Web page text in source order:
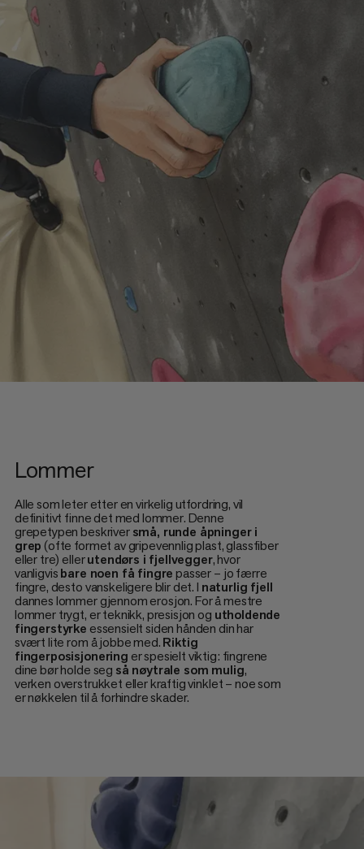
Lommer
Alle som leter etter en virkelig utfordring, vil
definitivt finne det med lommer. Denne
grepetypen beskriversmå, runde åpninger i
grep (ofte formet av gripevennlig plast, glassfiber
eller tre) ellerutendørs i fjellvegger, hvor
vanligvisbare noen få fingrepasser – jo færre
fingre, desto vanskeligere blir det. I naturlig fjell
dannes lommer gjennom erosjon. For å mestre
lommer trygt, er teknikk, presisjon og utholdende
fingerstyrke essensielt siden hånden din har
svært lite rom å jobbe med.Riktig
fingerposisjonering er spesielt viktig: fingrene
dine bør holde seg så nøytrale som mulig,
verken overstrukket eller kraftig vinklet – noe som
er nøkkelen til å forhindre skader.